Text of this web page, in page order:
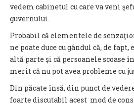
vedem cabinetul cu care va veni
guvernului.
Probabil că elementele de
ne poate duce cu gândul că, de
altă parte şi că persoanele scoase
merit că nu pot avea probleme cu
Din păcate însă, din punct de
foarte discutabil acest mod de